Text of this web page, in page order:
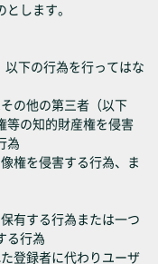
します。
下の行為を行ってはな
の他の第三者（以下
等の知的財産権を侵害
為
権を侵害する行為、ま
有する行為または一つ
る行為
登録者に代わりユーザ